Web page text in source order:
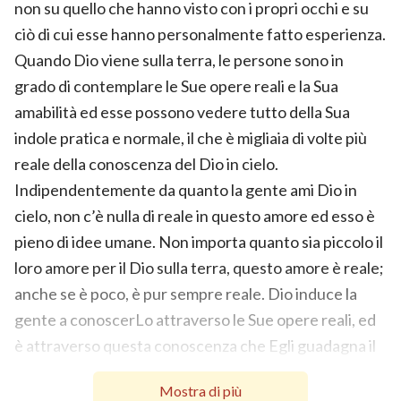
non su quello che hanno visto con i propri occhi e su
ciò di cui esse hanno personalmente fatto esperienza.
Quando Dio viene sulla terra, le persone sono in
grado di contemplare le Sue opere reali e la Sua
amabilità ed esse possono vedere tutto della Sua
indole pratica e normale, il che è migliaia di volte più
reale della conoscenza del Dio in cielo.
Indipendentemente da quanto la gente ami Dio in
cielo, non c’è nulla di reale in questo amore ed esso è
pieno di idee umane. Non importa quanto sia piccolo il
loro amore per il Dio sulla terra, questo amore è reale;
anche se è poco, è pur sempre reale. Dio induce la
gente a conoscerLo attraverso le Sue opere reali, ed
è attraverso questa conoscenza che Egli guadagna il
loro amore. È come Pietro: se non avesse vissuto con
, gli sarebbe stato impossibile adorarLo. Così,
Mostra di più